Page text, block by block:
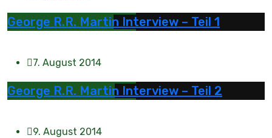
George R.R. Martin Interview – Teil 1
7. August 2014
George R.R. Martin Interview – Teil 2
9. August 2014